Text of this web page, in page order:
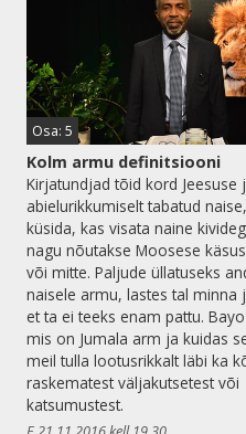
Osa: 5
Kolm armu definitsiooni
Kirjatundjad tõid kord Jeesuse
abielurikkumiselt tabatud
küsida, kas visata naine
nagu nõutakse Moosese
või mitte. Paljude üllatuseks
naisele armu, lastes tal minna
et ta ei teeks enam pattu.
mis on Jumala arm ja kuidas
meil tulla lootusrikkalt läbi ka
raskematest väljakutsetest või
katsumustest.